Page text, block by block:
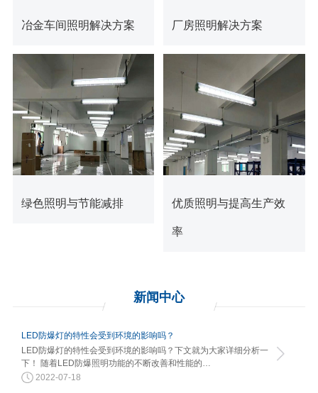
冶金车间照明解决方案 厂房照明解决方案
查看更多
绿色照明与节能减排
查看更多
优质照明与提高生产效
率
新闻 中心
LED防爆灯的特性会受到环境的影响吗？
LED防爆灯的特性会受到环境的影响吗？下文就为大家详细分析一
下！ 随着LED防爆照明功能的不断改善和性能的…
2022-07-18